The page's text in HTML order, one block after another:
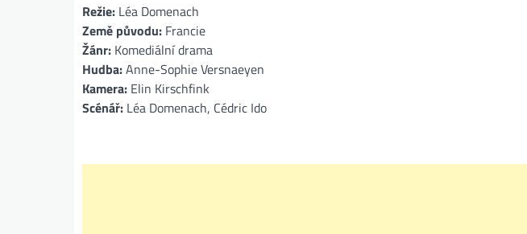
Režie: Léa Domenach
Země původu: Francie
Žánr: Komediální drama
Hudba:Anne-Sophie Versnaeyen
Kamera: Elin Kirschfink
Scénář: Léa Domenach, Cédric Ido